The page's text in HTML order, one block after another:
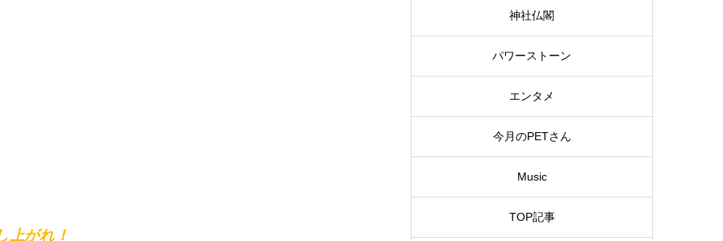
上がれ！
神社仏閣
パワーストーン
エンタメ
今月のPETさん
Music
TOP記事